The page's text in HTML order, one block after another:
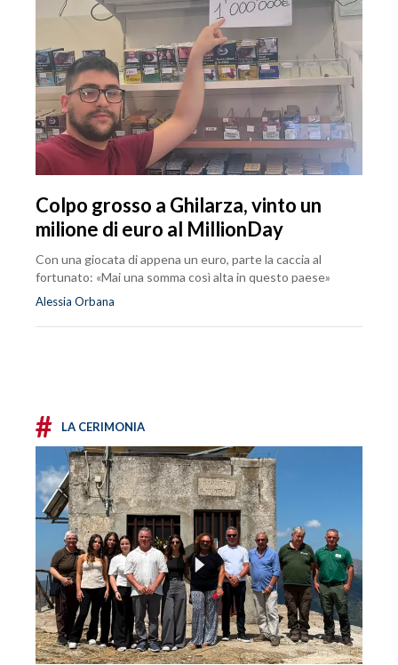
Colpo grosso a Ghilarza, vinto un
milione di euro al MillionDay
Con una giocata di appena un euro, parte la caccia al
fortunato: «Mai una somma così alta in questo paese»
Alessia Orbana
# LA CERIMONIA